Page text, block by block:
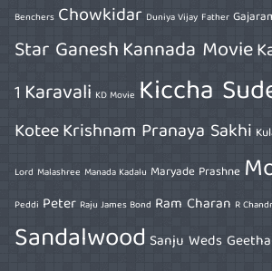
Benchers Chowkidar Duniya Vijay Father
Star GaneshKannada Movie
1 Karavali KD Movie Kiccha
KoteeKrishnam Pranaya Sakhi
Lord Malashree Manada Kadalu Maryade Prashne
Peddi Peter Raju James Bond Ram Charan R
Sandalwood Sanju Weds